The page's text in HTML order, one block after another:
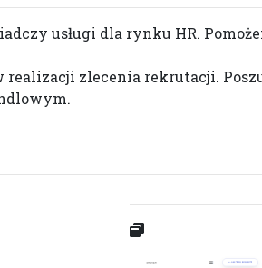
usługi dla rynku HR.
zlecenia rekrutacji.